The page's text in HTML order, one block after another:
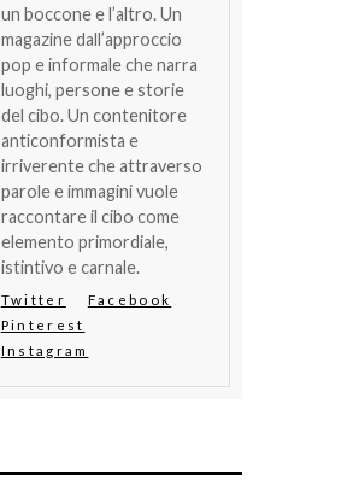
un boccone e l’altro. Un
magazine dall’approccio
pop e informale che narra
luoghi, persone e storie
del cibo. Un contenitore
anticonformista e
irriverente che attraverso
parole e immagini vuole
raccontare il cibo come
elemento primordiale,
istintivo e carnale.
Twitter
Facebook
Pinterest
Instagram